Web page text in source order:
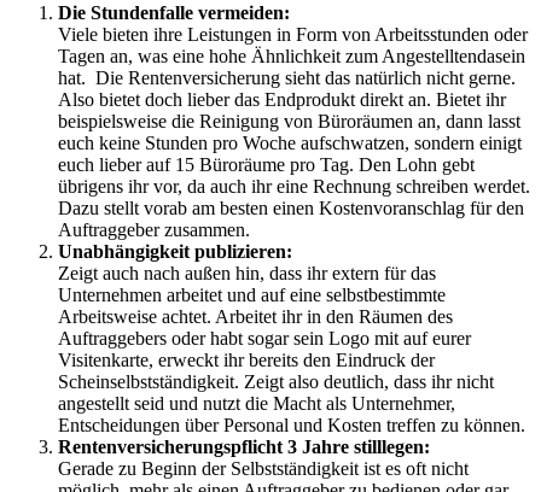
Die Stundenfalle vermeiden:
Viele bieten ihre Leistungen in Form von Arbeitsstunden oder
Tagen an, was eine hohe Ähnlichkeit zum Angestelltendasein
hat. Die Rentenversicherung sieht das natürlich nicht gerne.
Also bietet doch lieber das Endprodukt direkt an. Bietet ihr
beispielsweise die Reinigung von Büroräumen an, dann lasst
euch keine Stunden pro Woche aufschwatzen, sondern einigt
euch lieber auf 15 Büroräume pro Tag. Den Lohn gebt
übrigens ihr vor, da auch ihr eine Rechnung schreiben werdet.
Dazu stellt vorab am besten einen Kostenvoranschlag für den
Auftraggeber zusammen.
Unabhängigkeit publizieren:
Zeigt auch nach außen hin, dass ihr extern für das
Unternehmen arbeitet und auf eine selbstbestimmte
Arbeitsweise achtet. Arbeitet ihr in den Räumen des
Auftraggebers oder habt sogar sein Logo mit auf eurer
Visitenkarte, erweckt ihr bereits den Eindruck der
Scheinselbstständigkeit. Zeigt also deutlich, dass ihr nicht
angestellt seid und nutzt die Macht als Unternehmer,
Entscheidungen über Personal und Kosten treffen zu können.
Rentenversicherungspflicht 3 Jahre stilllegen:
Gerade zu Beginn der Selbstständigkeit ist es oft nicht